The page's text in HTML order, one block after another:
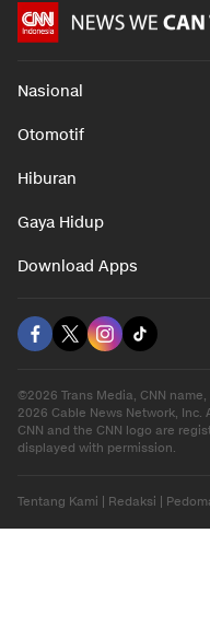
Nasional
Otomotif
Hiburan
Gaya Hidup
Download Apps
©2026 Trans Media, CNN
2026 Cable News Network, Inc.
CNN and the CNN logo are
displayed with permission.
Tentang Kami Redaksi